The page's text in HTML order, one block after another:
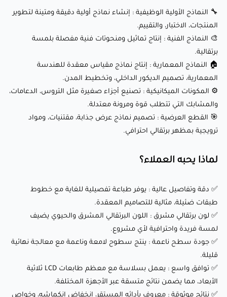
لماذا يحبه العملاء؟
طبقات ضئيلة، مثالية للتصاميم المعقدة.
✅ لون برتقالي مشرق : اللون البرتقالي المشرق والحيوي يضيف
لمسة فريدة واحترافية لأي مشروع.
✅ جودة سطح ناعمة : ينتج سطوح لامعة وناعمة مع معالجة
نهائية قليلة.
الأبعاد، مما يضمن نتائج متسقة عبر الأجهزة المختلفة.
وخواص علاجه الموثوقة، مما يضمن طباعة عالية الجودة في كل
مرة.
ختامًا:
تجمع بين الدقة، الجماليات، والوظائف. سواء كنت تقوم بإنشاء
🔧 النماذج الأولية الوظيفية : إنشاء نماذج أولية دقيقة ومتينة لتطوير
المنتجات، الاختبار، والتقييم.
🎨 النماذج الفنية : إنتاج تماثيل ومنحوتات فنية مفصلة بلمسة
برتقالية.
🏠 النماذج المعمارية : إنتاج نماذج مقياس معقدة للهندسة
المعمارية، تصميم الديكور الداخلي، وتخطيط المدن.
⚙️ المكونات الميكانيكية : تصنيع أجزاء صغيرة مثل التروس، الدعامات،
والمشابك التي تتطلب قوة ومرونة معتدلة.
🎯 القطع العرضية : تصميم نماذج عرض جذابة، مقتنيات، ومواد
ترويجية بمظهر برتقالي احترافي.
لماذا يحبه العملاء؟
✅ دقة وتفاصيل عالية : يوفر طباعة تفصيلية للغاية مع خطوط
طبقات ضئيلة، مثالية للتصاميم المعقدة.
✅ لون برتقالي مشرق : اللون البرتقالي المشرق والحيوي يضيف
لمسة فريدة واحترافية لأي مشروع.
✅ جودة سطح ناعمة : ينتج سطوح لامعة وناعمة مع معالجة نهائية
قليلة.
✅ توافق واسع : يعمل بسلاسة مع معظم طابعات LCD ثلاثية
الأبعاد، مما يضمن نتائج متسقة عبر الأجهزة المختلفة.
✅ نتائج موثوقة : معروف بأدائه المستقر، انخفاض انكماشه، وخواص